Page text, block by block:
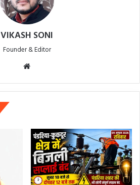
VIKASH SONI
Founder & Editor